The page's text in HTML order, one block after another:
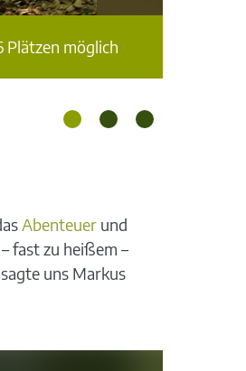
Plätzen möglich
Abenteuer und
fast zu heißem –
uns Markus